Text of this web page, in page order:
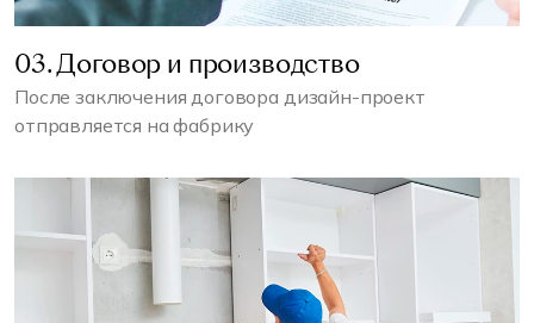
03. Договор и производство
После заключения договора дизайн-проект
отправляется на фабрику